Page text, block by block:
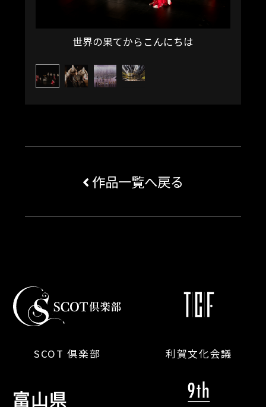
世界の果てからこんにちは
作品一覧へ戻る
SCOT 倶楽部 利賀文化会議